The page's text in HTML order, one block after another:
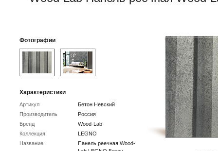
Фотографии
Характеристики
Артикул
Бетон Невский
Производитель
Россия
Бренд
Wood-Lab
Коллекция
LEGNO
Название
Панель реечная Wood-